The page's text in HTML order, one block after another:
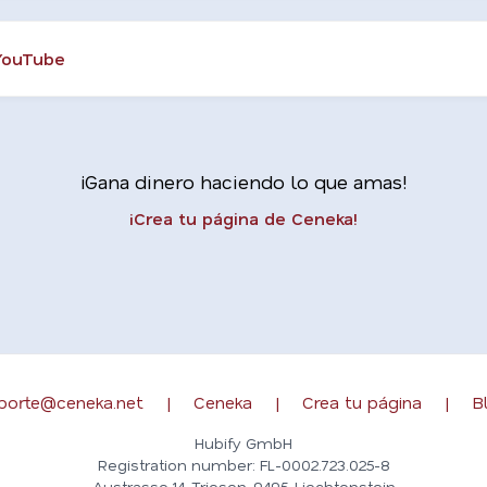
¡Gana dinero haciendo lo que amas!
¡Crea tu página de Ceneka!
| Ceneka | Crea tu página |
Hubify GmbH
Registration number: FL-0002.723.025-8